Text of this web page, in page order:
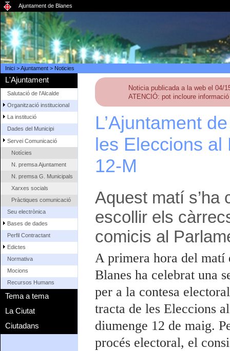
Ajuntament de Blanes
Inici>Ajuntament> Noticies
L'Ajuntament
Salutació de l'Alcalde
Organització institucional
La institució
Dades del Municipi
Servei Comunicació
Notícies
N. premsa Ajuntament
N. premsa G. Municipals
Xarxes socials
Pràctiques comunicació
Seu electrònica
Bases de dades
Perfil Contractant
Edictes
Normativa
Mocions
Recursos Humans
Tema a tema
La Ciutat
Ciutadans
Noticia publicada a la web el 04/
ATENCIÓ: pot incloure
L’Ajuntament
les Eleccions al
12-M
Aquest matí s’ha
escollir els
comicis al
A primera hora del matí
Blanes ha celebrat una
per a la contesa
tracta de les Eleccions
diumenge 12 de maig.
procés electoral, el